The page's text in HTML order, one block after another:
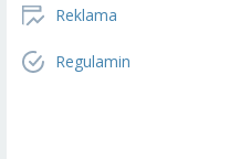
Reklama
Regulamin